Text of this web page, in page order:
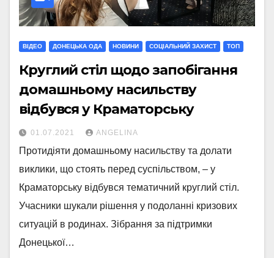
ВІДЕО ДОНЕЦЬКА ОДА НОВИНИ СОЦІАЛЬНИЙ ЗАХИСТ ТОП
Круглий стіл щодо запобігання
домашньому насильству
відбувся у Краматорську
01.07.2021 ANGELINA
Протидіяти домашньому насильству та долати
виклики, що стоять перед суспільством, – у
Краматорську відбувся тематичний круглий стіл.
Учасники шукали рішення у подоланні кризових
ситуацій в родинах. Зібрання за підтримки
Донецької…